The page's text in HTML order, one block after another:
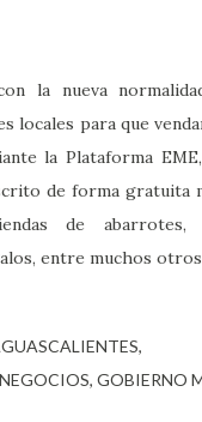
la nueva
locales para que
la Plataforma
de forma gratuita
de abarrotes,
entre muchos
GOBIERNO